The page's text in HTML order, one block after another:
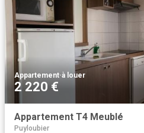
Appartement·à louer
2 220 €
Appartement T4 Meublé
Puyloubier